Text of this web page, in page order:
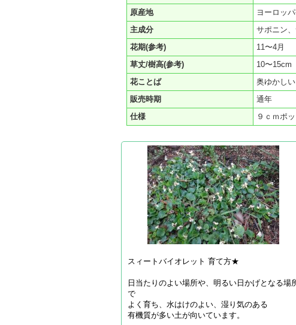
原産地
ヨーロッ
主成分
サポニン
花期(参考)
11〜4月
草丈/樹高(参考)
10〜15cm
花ことば
奥ゆかし
販売時期
通年
仕様
９ｃｍポッ
スィートバイオレット 育て方★
日当たりのよい場所や、明るい日かげとなる場
で
よく育ち、水はけのよい、湿り気のある
有機質が多い土が向いています。